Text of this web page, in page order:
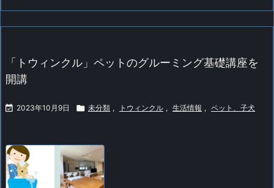
「トウィンクル」ペットのグルーミング基礎講座を
開講
 2023年10月9日  未分類 , トウィンクル , 生活情報 , ペット、子犬